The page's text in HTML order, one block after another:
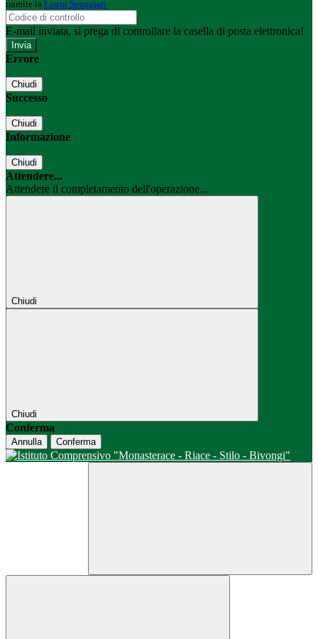
tramite la Login Spaggiari
E-mail inviata, si prega di controllare la casella di posta elettronica!
Errore
Chiudi
Successo
Chiudi
Informazione
Chiudi
Attendere...
Attendere il completamento dell'operazione...
Chiudi
Chiudi
Conferma
Annulla Conferma